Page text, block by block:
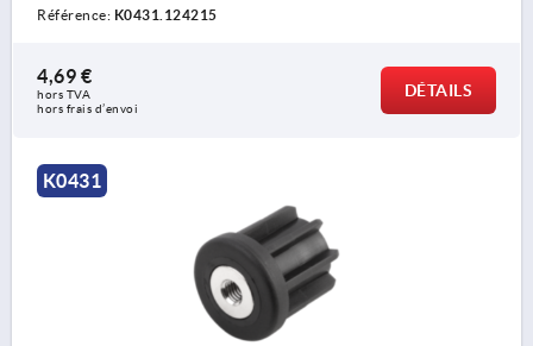
Référence: K0431.124215
4,69 €
hors TVA
hors frais d’envoi
DÉTAILS
K0431